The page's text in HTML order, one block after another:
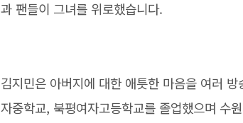
과 팬들이 그녀를 위로했습니다.
김지민은 아버지에 대한 애틋한 마음을 여러
자중학교, 북평여자고등학교를 졸업했으며 수